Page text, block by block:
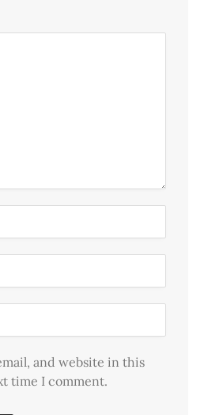
and website in this
time I comment.